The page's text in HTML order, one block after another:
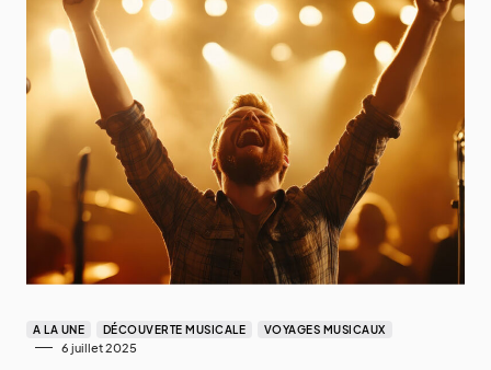
A LA UNE DÉCOUVERTE MUSICALE VOYAGES MUSICAUX
6 juillet 2025